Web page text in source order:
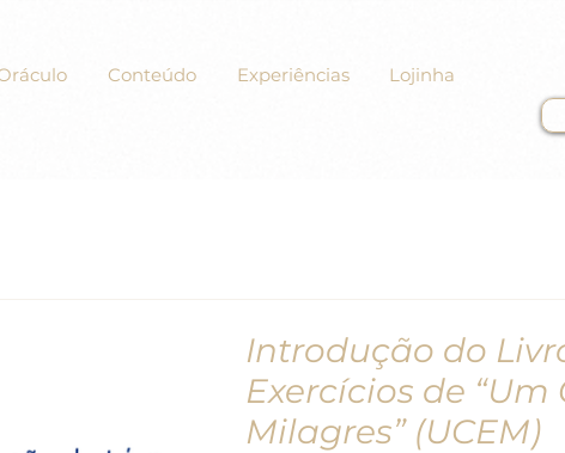
Conteúdo Experiências Lojinha
Introdução do
Exercícios de “Um
Milagres” (UCEM)